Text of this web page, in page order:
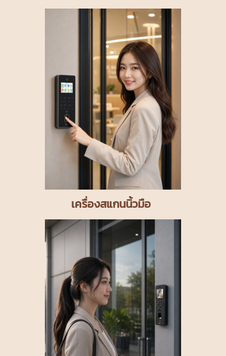
เครื่องสแกนนิ้วมือ